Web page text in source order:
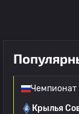
Чемпионат
Крылья